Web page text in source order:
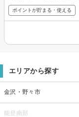
ポイントが貯まる・使える
エリアから探す
金沢・野々市
能登南部